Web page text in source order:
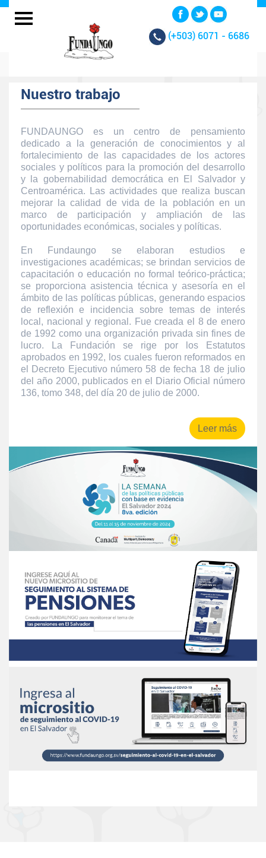
(+503) 6071 - 6686
Nuestro trabajo
FUNDAUNGO es un centro de pensamiento
dedicado a la generación de conocimientos y al
fortalecimiento de las capacidades de los actores
sociales y políticos para la promoción del desarrollo
y la gobernabilidad democrática en El Salvador y
Centroamérica. Las actividades que realiza buscan
mejorar la calidad de vida de la población en un
marco de participación y ampliación de las
oportunidades económicas, sociales y políticas.
En Fundaungo se elaboran estudios e
investigaciones académicas; se brindan servicios de
capacitación o educación no formal teórico-práctica;
se proporciona asistencia técnica y asesoría en el
ámbito de las políticas públicas, generando espacios
de reflexión e incidencia sobre temas de interés
local, nacional y regional. Fue creada el 8 de enero
de 1992 como una organización privada sin fines de
lucro. La Fundación se rige por los Estatutos
aprobados en 1992, los cuales fueron reformados en
el Decreto Ejecutivo número 58 de fecha 18 de julio
del año 2000, publicados en el Diario Oficial número
136, tomo 348, del día 20 de julio de 2000.
Leer más